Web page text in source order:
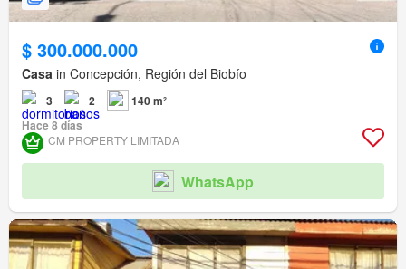
$ 300.000.000
Casa in Concepción, Región del Biobío
3 2
140 m²
Hace 8 días
CM PROPERTY LIMITADA
WhatsApp